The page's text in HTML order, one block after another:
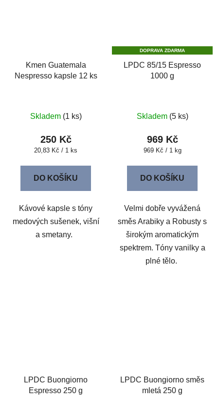
Kmen Guatemala
Nespresso kapsle 12 ks
Skladem (1 ks)
250 Kč
Měrná
20,83 Kč / 1 ks
DO KOŠÍKU
Kávové kapsle s tóny
medových sušenek, višní
a smetany.
DOPRAVA ZDARMA
LPDC 85/15 Espresso
1000 g
Skladem (5 ks)
969 Kč
Měrná
969 Kč / 1 kg
DO KOŠÍKU
Velmi dobře vyvážená
směs Arabiky a Robusty s
širokým aromatickým
spektrem. Tóny vanilky a
plné tělo.
LPDC Buongiorno
Espresso 250 g
LPDC Buongiorno směs
mletá 250 g